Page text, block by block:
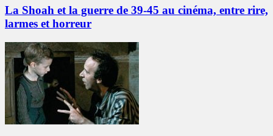
La Shoah et la guerre de 39-45 au cinéma, entre rire,
larmes et horreur